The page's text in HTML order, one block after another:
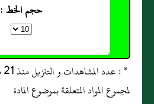
حجم الخط :
لمجموع المواد المتعلقة بموضوع المادة